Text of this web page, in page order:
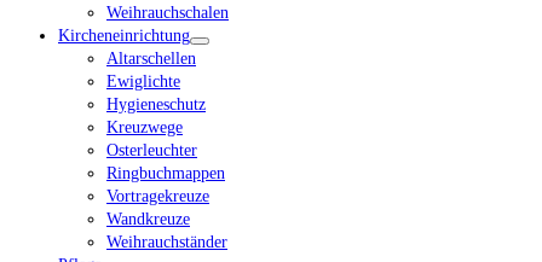
Weihrauchschalen
Kircheneinrichtung
Altarschellen
Ewiglichte
Hygieneschutz
Kreuzwege
Osterleuchter
Ringbuchmappen
Vortragekreuze
Wandkreuze
Weihrauchständer